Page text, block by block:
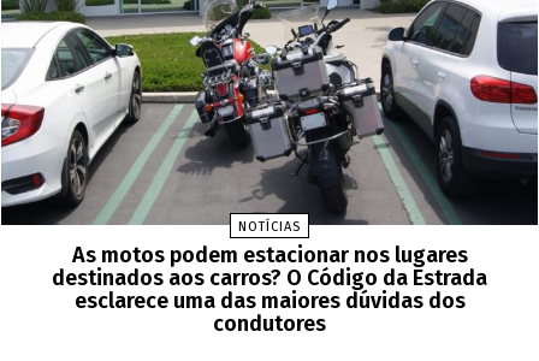
NOTÍCIAS
As motos podem estacionar nos lugares
destinados aos carros? O Código da Estrada
esclarece uma das maiores dúvidas dos
condutores